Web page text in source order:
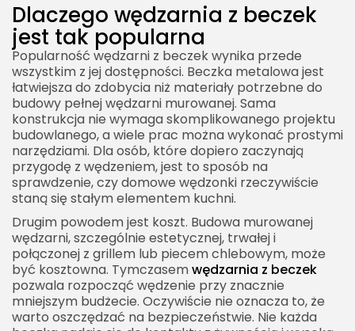
Dlaczego wędzarnia z beczek
jest tak popularna
Popularność wędzarni z beczek wynika przede
wszystkim z jej dostępności. Beczka metalowa jest
łatwiejsza do zdobycia niż materiały potrzebne do
budowy pełnej wędzarni murowanej. Sama
konstrukcja nie wymaga skomplikowanego projektu
budowlanego, a wiele prac można wykonać prostymi
narzędziami. Dla osób, które dopiero zaczynają
przygodę z wędzeniem, jest to sposób na
sprawdzenie, czy domowe wędzonki rzeczywiście
staną się stałym elementem kuchni.
Drugim powodem jest koszt. Budowa murowanej
wędzarni, szczególnie estetycznej, trwałej i
połączonej z grillem lub piecem chlebowym, może
być kosztowna. Tymczasemwędzarnia z beczek
pozwala rozpocząć wędzenie przy znacznie
mniejszym budżecie. Oczywiście nie oznacza to, że
warto oszczędzać na bezpieczeństwie. Nie każda